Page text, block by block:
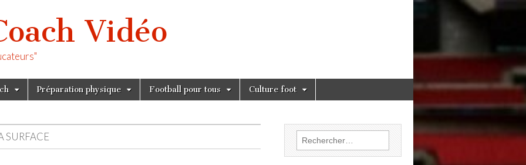
Vidéo
Préparation physique Football pour tous Culture foot
SURFACE Rechercher :